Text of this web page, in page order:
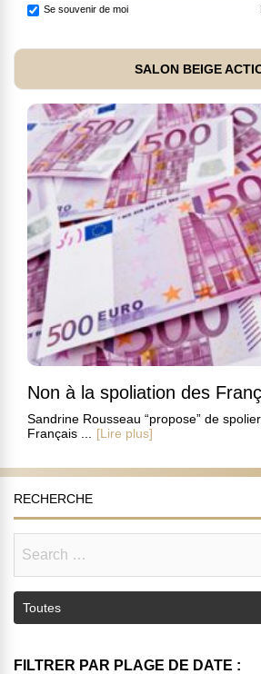
Se souvenir de moi
SALON BEIGE
Non à la spoliation des
Sandrine Rousseau “propose” de
Français ...
[Lire plus]
RECHERCHE
FILTRER PAR PLAGE DE DATE :